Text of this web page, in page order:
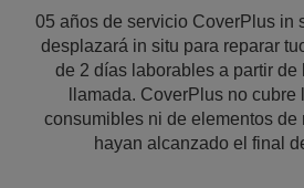
05 años de servicio CoverPlus in
desplazará in situ para reparar
de 2 días laborables a partir de
llamada. CoverPlus no
consumibles ni de elementos de
hayan alcanzado el final